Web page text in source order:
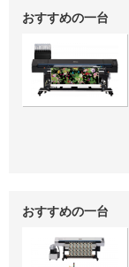
おすすめの一台
おすすめの一台